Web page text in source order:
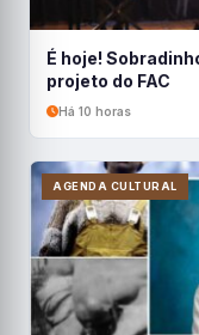
É hoje!
projeto do FAC
Há 10 horas
AGENDA CULTURAL